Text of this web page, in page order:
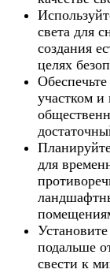
света для
создания
целях
участком
для
подальше
свести к